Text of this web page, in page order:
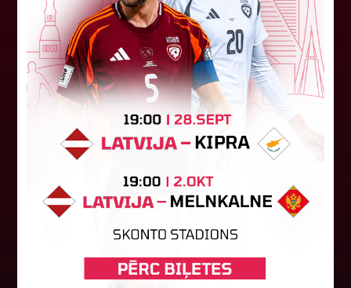
Jūlijā par labāko "LuckyBet" SFL
atzīta Keita Zviedre
Par "LuckyBet" Sieviešu futbola līgas jūnija
labāko spēlētāju atzīta FS "Metta" spēlētāja
Keita Zviedre. Uzvarētāja tika noskaidrota
balsojumā, kurā tika apkopotas...
06. augusts 2026.